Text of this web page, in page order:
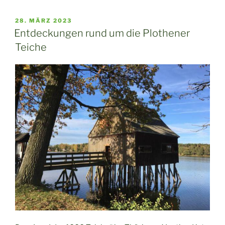
Vogtland
–
Ausflüge,
Wanderungen“
VERÖFFENTLICHT
AM
28. MÄRZ 2023
Entdeckungen rund um die Plothener
Teiche